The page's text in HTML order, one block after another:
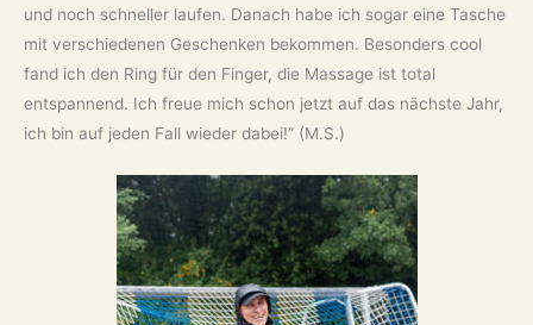
und noch schneller laufen. Danach habe ich sogar eine Tasche
mit verschiedenen Geschenken bekommen. Besonders cool
fand ich den Ring für den Finger, die Massage ist total
entspannend. Ich freue mich schon jetzt auf das nächste Jahr,
ich bin auf jeden Fall wieder dabei!“ (M.S.)